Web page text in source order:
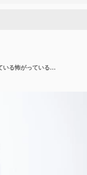
ハロウィーンの身に着けている不気味なものに怯えて叫び、見ている怖がっている若い女性の画像